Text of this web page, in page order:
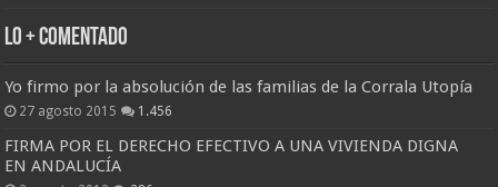
Lo + Comentado
Yo firmo por la absolución de las familias de la Corrala Utopía
27 agosto 2015 1.456
FIRMA POR EL DERECHO EFECTIVO A UNA VIVIENDA DIGNA
EN ANDALUCÍA